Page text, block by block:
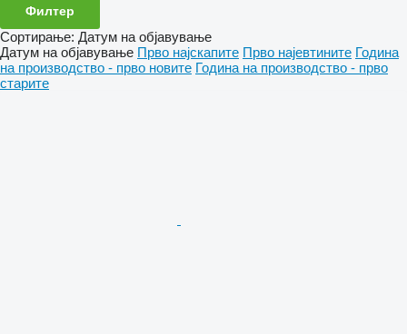
Филтер
Сортирање: Датум на објавување
Датум на објавување Прво најскапите Прво најевтините Година
на производство - прво новите Година на производство - прво
старите